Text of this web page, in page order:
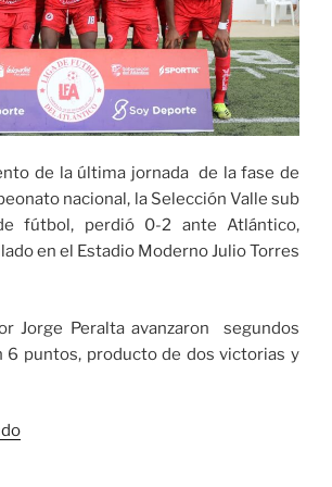
de la última jornada de la fase de
nacional, la Selección Valle sub
fútbol, perdió 0-2 ante Atlántico,
en el Estadio Moderno Julio Torres
Jorge Peralta avanzaron segundos
6 puntos, producto de dos victorias y
«La